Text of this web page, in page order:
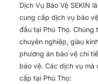
Dịch Vụ Bảo Vệ SEKIN
cung cấp dịch vụ bảo
đầu tại Phú Thọ. Chúng
chuyên nghiệp, giàu
phương án bảo vệ chi
bảo vệ. Các dịch vụ mà
cấp tại Phú Thọ: